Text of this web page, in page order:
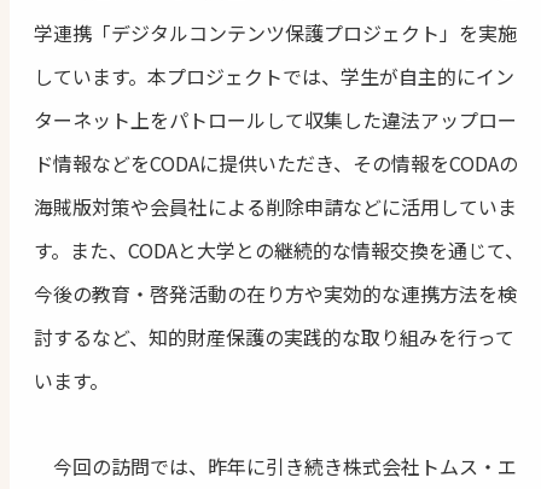
学連携「デジタルコンテンツ保護プロジェクト」を実施
しています。本プロジェクトでは、学生が自主的にイン
ターネット上をパトロールして収集した違法アップロー
ド情報などをCODAに提供いただき、その情報をCODAの
海賊版対策や会員社による削除申請などに活用していま
す。また、CODAと大学との継続的な情報交換を通じて、
今後の教育・啓発活動の在り方や実効的な連携方法を検
討するなど、知的財産保護の実践的な取り組みを行って
います。
今回の訪問では、昨年に引き続き株式会社トムス・エ